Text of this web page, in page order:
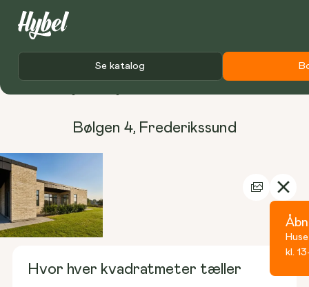
Se katalog
Bølgen 4, Frederikssund
kl.
Hvor hver kvadratmeter tæller